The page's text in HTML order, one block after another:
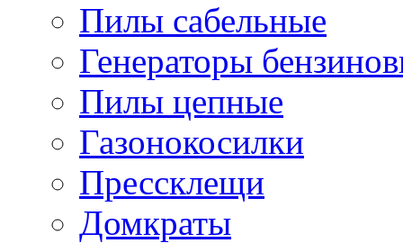
Пилы сабельные
Генераторы
Пилы цепные
Газонокосилки
Прессклещи
Домкраты